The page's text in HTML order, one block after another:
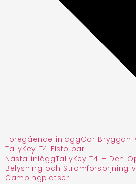
Föregående inläggGör Bryggan
TallyKey T4 Elstolpar
Nästa inläggTallyKey T4 – Den
Belysning och Strömförsörjning
Campingplatser